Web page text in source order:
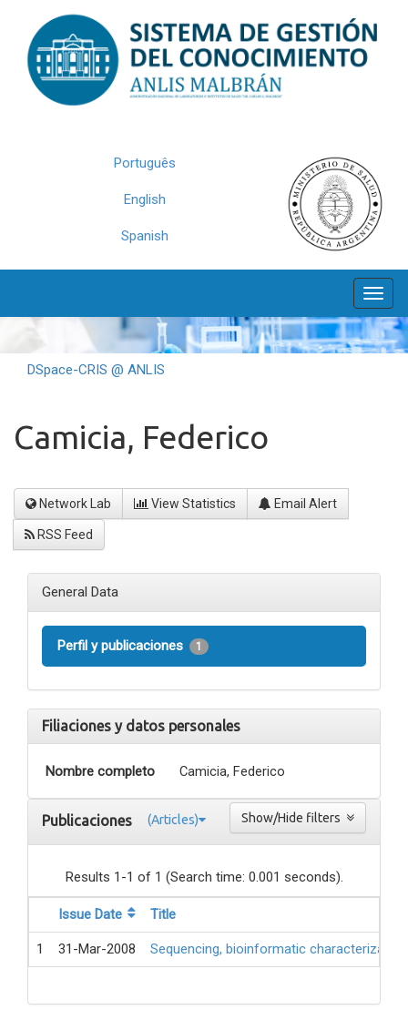
navigation
Português
English
Spanish
DSpace-CRIS @ ANLIS
Camicia, Federico
Network Lab View Statistics Email Alert
RSS Feed
General Data
Perfil y publicaciones 1
Filiaciones y datos personales
Nombre completo Camicia, Federico
Publicaciones (Articles)
Results 1-1 of 1 (Search time: 0.001 seconds).
Issue Date Title
1 31-Mar-2008 Sequencing, bioinformatic